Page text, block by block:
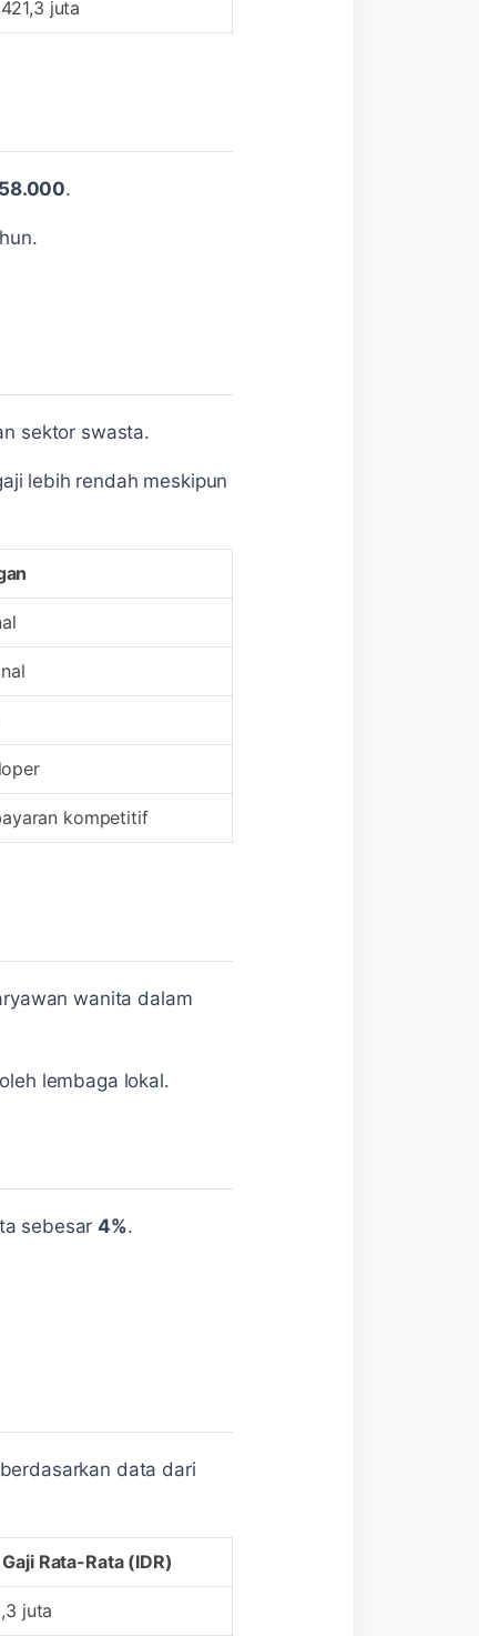
juta
.
sektor swasta.
lebih rendah meskipun
kompetitif
wanita dalam
lembaga lokal.
sebesar4%.
data dari
Gaji Rata-Rata (IDR)
juta